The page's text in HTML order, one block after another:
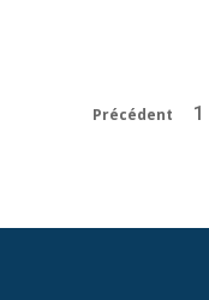
Précédent 1